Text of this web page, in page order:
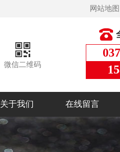
网站地图
微信二维码
关于我们 在线留言